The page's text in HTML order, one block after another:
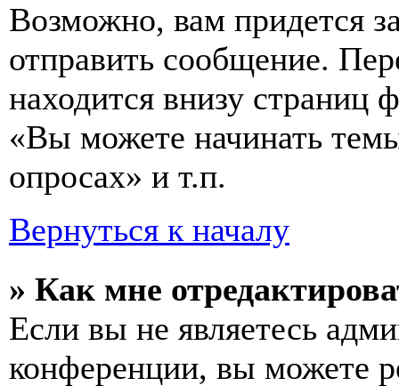
Возможно, вам придется
отправить сообщение.
находится внизу
«Вы можете начинать
опросах» и т.п.
Вернуться к началу
» Как мне
Если вы не являетесь
конференции, вы можете